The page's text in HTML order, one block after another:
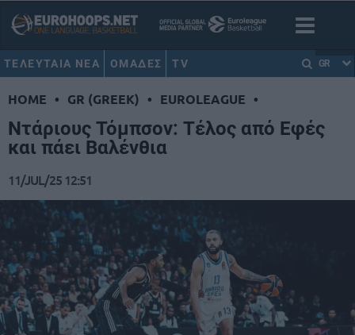
ΤΕΛΕΥΤΑΙΑ ΝΕΑ ΟΜΑΔΕΣ TV GR
HOME • GR (GREEK) • EUROLEAGUE •
Ντάριους Τόμπσον: Τέλος από Εφές
και πάει Βαλένθια
11/JUL/25 12:51